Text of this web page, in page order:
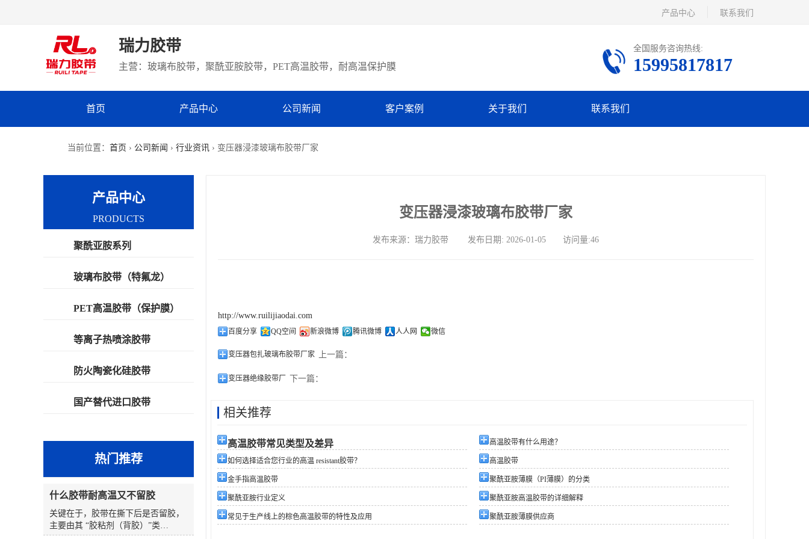
联系我们
产品中心
瑞力胶带
主营：玻璃布胶带，聚酰亚胺胶带，PET高温胶带，耐高温保护膜
全国服务咨询热线:
15995817817
首页 产品中心 公司新闻 客户案例 关于我们 联系我们
当前位置： 首页 › 公司新闻 › 行业资讯 › 变压器浸漆玻璃布胶带厂家
变压器浸漆玻璃布胶带厂家
发布来源：瑞力胶带 发布日期: 2026-01-05 访问量:46
http://www.ruilijiaodai.com
百度分享 QQ空间 新浪微博 腾讯微博 人人网 微信
上一篇：
变压器包扎玻璃布胶带厂家
下一篇：
变压器绝缘胶带厂
相关推荐
高温胶带常见类型及差异 高温胶带有什么用途？
如何选择适合您行业的高温 resistant胶带？ 高温胶带
金手指高温胶带 聚酰亚胺薄膜（PI薄膜）的分类
聚酰亚胺行业定义 聚酰亚胺高温胶带的详细解释
常见于生产线上的棕色高温胶带的特性及应用 聚酰亚胺薄膜供应商
产品中心
PRODUCTS
聚酰亚胺系列
玻璃布胶带（特氟龙）
PET高温胶带（保护膜）
等离子热喷涂胶带
防火陶瓷化硅胶带
国产替代进口胶带
热门推荐
什么胶带耐高温又不留胶
关键在于，胶带在撕下后是否留胶，
主要由其 “胶粘剂（背胶）”类